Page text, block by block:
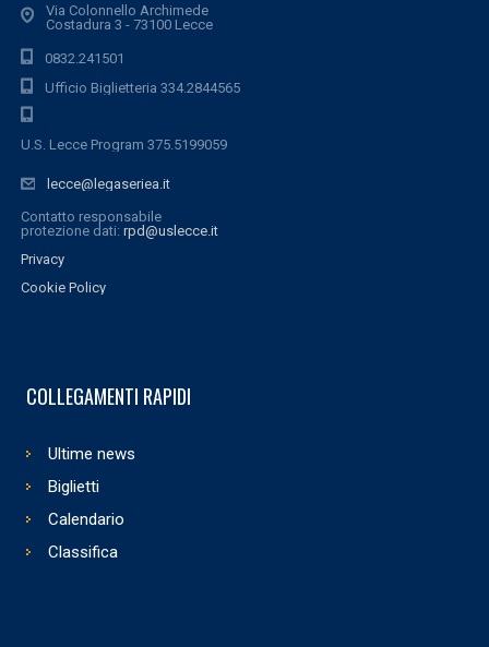
Via Colonnello Archimede
Costadura 3 - 73100 Lecce
0832.241501
Ufficio Biglietteria 334.2844565
U.S. Lecce Program 375.5199059
lecce@legaseriea.it
Contatto responsabile
protezione dati: rpd@uslecce.it
Privacy
Cookie Policy
COLLEGAMENTI RAPIDI
Ultime news
Biglietti
Calendario
Classifica